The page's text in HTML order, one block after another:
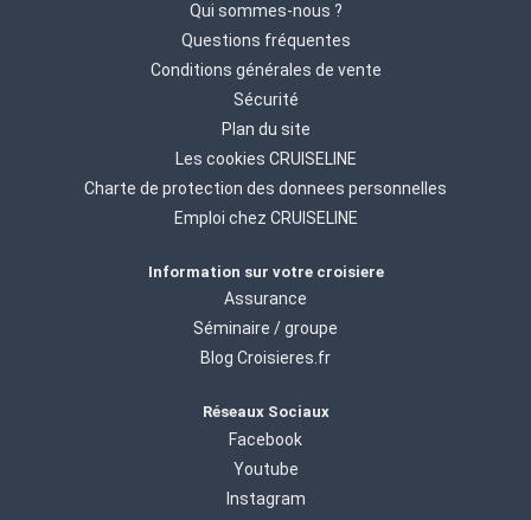
Qui sommes-nous ?
Questions fréquentes
Conditions générales de vente
Sécurité
Plan du site
Les cookies CRUISELINE
Charte de protection des donnees personnelles
Emploi chez CRUISELINE
Information sur votre croisiere
Assurance
Séminaire / groupe
Blog Croisieres.fr
Réseaux Sociaux
Facebook
Youtube
Instagram